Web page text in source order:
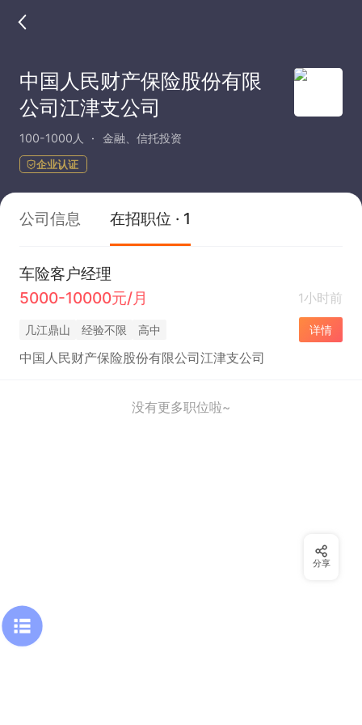
中国人民财产保险股份有限
公司江津支公司
100-1000人 金融、信托投资
企业认证
公司信息 在招职位 · 1
车险客户经理
5000-10000元/月
1小时前
几江鼎山 经验不限 高中 详情
中国人民财产保险股份有限公司江津支公司
没有更多职位啦~
分享